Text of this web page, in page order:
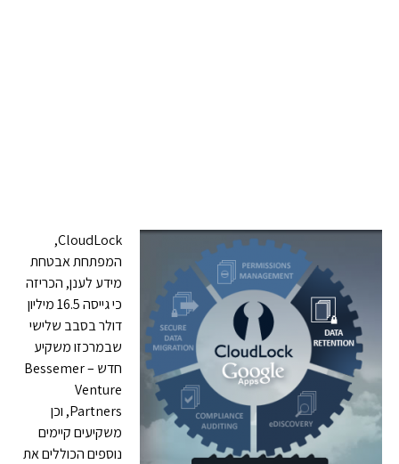
CloudLock,
המפתחת אבטחת
מידע לענן, הכריזה
כי גייסה 16.5 מיליון
דולר בסבב שלישי
שבמרכזו משקיע
חדש – Bessemer
Venture
Partners, וכן
משקיעים קיימים
נוספים הכוללים את